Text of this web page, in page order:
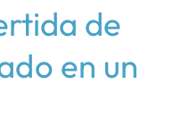
de
en un